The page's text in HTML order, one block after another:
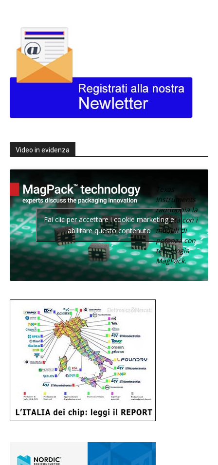
Video in evidenza
Texas
Instruments
raddoppia la
densità con i
moduli di
potenza con
tecnologia
MagPack.
Fai clic per accettare i cookie marketing e
abilitare questo contenuto